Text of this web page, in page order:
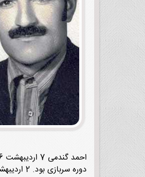
دوره سربازی بود. 2 اردیبهشت 1358، در سه‌راهی شهر محمدیار نقده هنگام درگیری با ضدانقلاب بر اثر اصابت گلوله به شهادت رسید. پیکرش را در ارومیه به خاک سپردند.